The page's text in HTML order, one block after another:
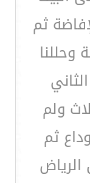
ثم
وحللنا
ولم
ثم
الرياض